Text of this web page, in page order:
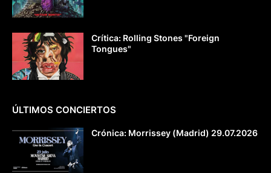
Crítica: Rolling Stones "Foreign
Tongues"
ÚLTIMOS CONCIERTOS
Crónica: Morrissey (Madrid) 29.07.2026